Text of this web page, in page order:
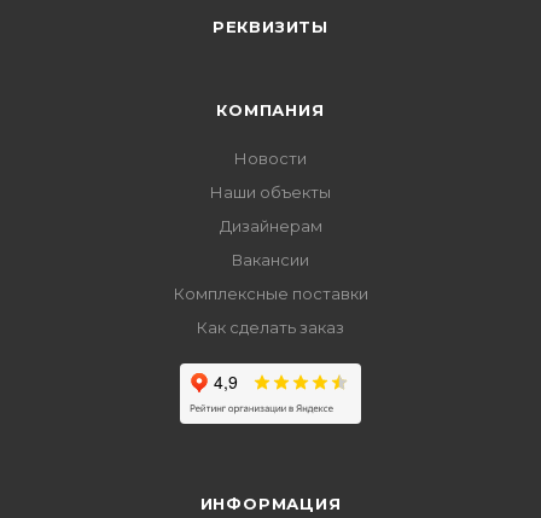
РЕКВИЗИТЫ
КОМПАНИЯ
Новости
Наши объекты
Дизайнерам
Вакансии
Комплексные поставки
Как сделать заказ
ИНФОРМАЦИЯ